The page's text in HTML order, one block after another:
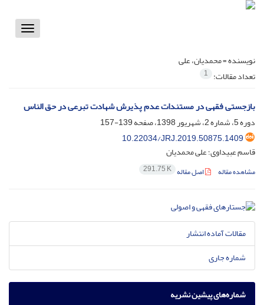
Toggle
نویسنده =محمدیان، علی
تعداد مقالات: 1
‏بازجستی فقهی در مستندات عدم پذیرش شهادت تبرعی در حق الناس
دوره 5، شماره 2، شهریور 1398، صفحه
139-157
10.22034/JRJ.2019.50875.1409
قاسم عبیداوی؛ علی محمدیان
مشاهده مقاله اصل مقاله 291.75 K
مقالات آماده انتشار
شماره جاری
شماره‌های پیشین نشریه